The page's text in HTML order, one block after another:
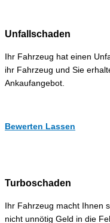
Unfallschaden
Ihr Fahrzeug hat einen
ihr Fahrzeug und Sie
Ankaufangebot.
Bewerten Lassen
Turboschaden
Ihr Fahrzeug macht Ihnen
nicht unnötig Geld in die